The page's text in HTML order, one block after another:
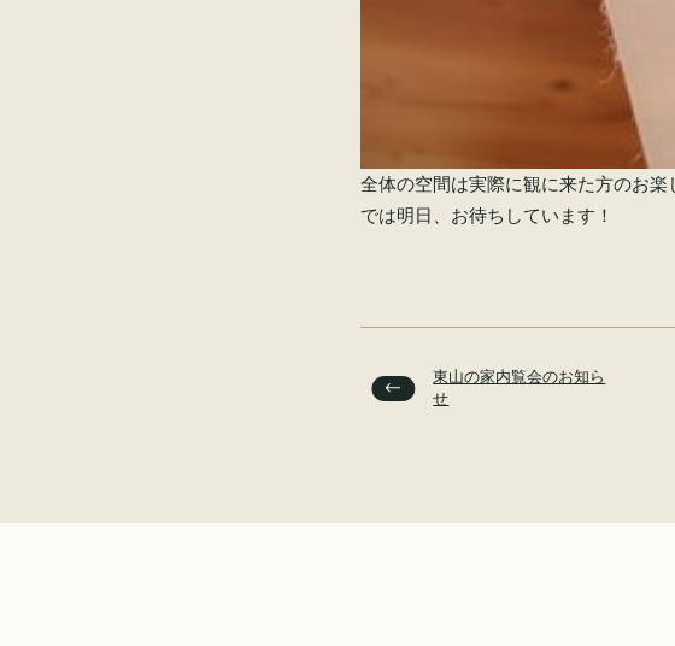
全体の空間は実際に観に来た方のお楽
では明日、お待ちしています！
東山の家内覧会のお知ら
せ